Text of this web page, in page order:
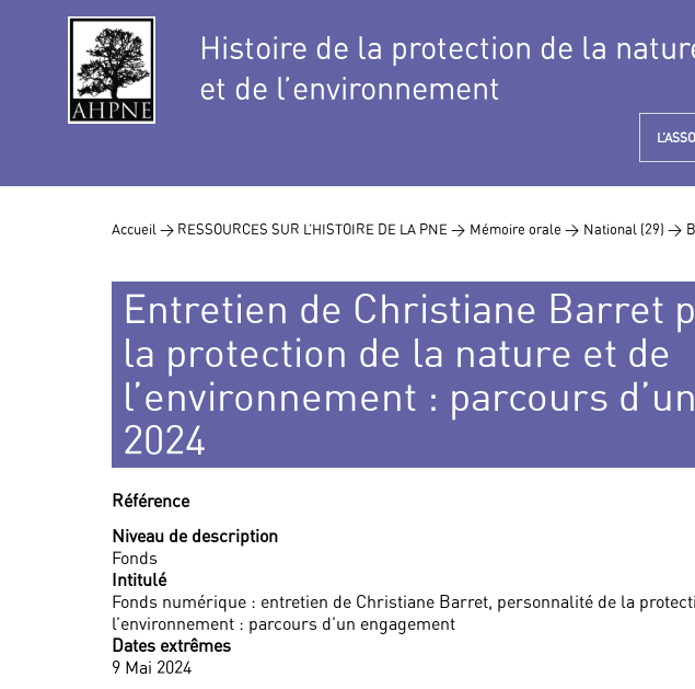
Histoire de la protection de la
et de l’environnement
Accueil > RESSOURCES SUR L’HISTOIRE DE LA PNE > Mémoire orale > National (29) >
Entretien de Christiane Barret
la protection de la nature et de
l’environnement : parcours
2024
Référence
Niveau de description
Fonds
Intitulé
Fonds numérique : entretien de Christiane Barret, personnalité de la
l’environnement : parcours d’un engagement
Dates extrêmes
9 Mai 2024